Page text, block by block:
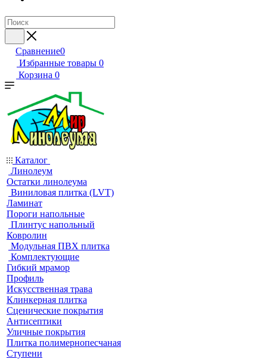
Сравнение0
Избранные товары 0
Корзина 0
Каталог
Линолеум
Остатки линолеума
Виниловая плитка (LVT)
Ламинат
Пороги напольные
Плинтус напольный
Ковролин
Модульная ПВХ плитка
Комплектующие
Гибкий мрамор
Профиль
Искусственная трава
Клинкерная плитка
Сценические покрытия
Антисептики
Уличные покрытия
Плитка полимернопесчаная
Ступени